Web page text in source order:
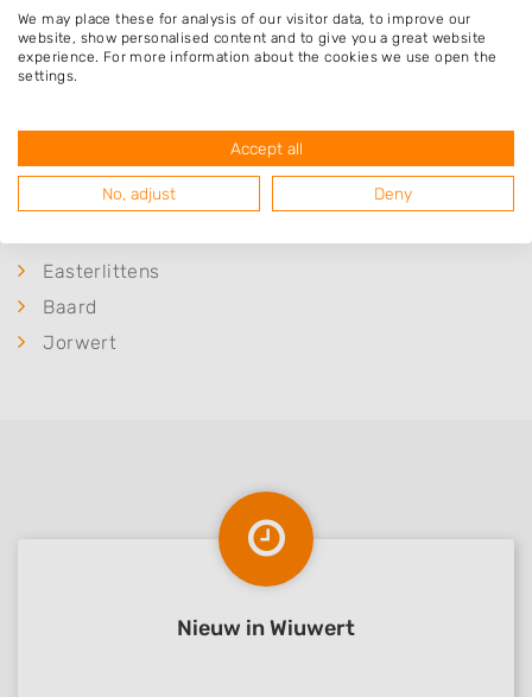
Rien
Easterwierrum
Mantgum
Dearsum
Easterlittens
Baard
Jorwert
Nieuw in Wiuwert
We may place these for analysis of our visitor data, to improve our
website, show personalised content and to give you a great website
experience. For more information about the cookies we use open the
settings.
Accept all
No, adjust Deny